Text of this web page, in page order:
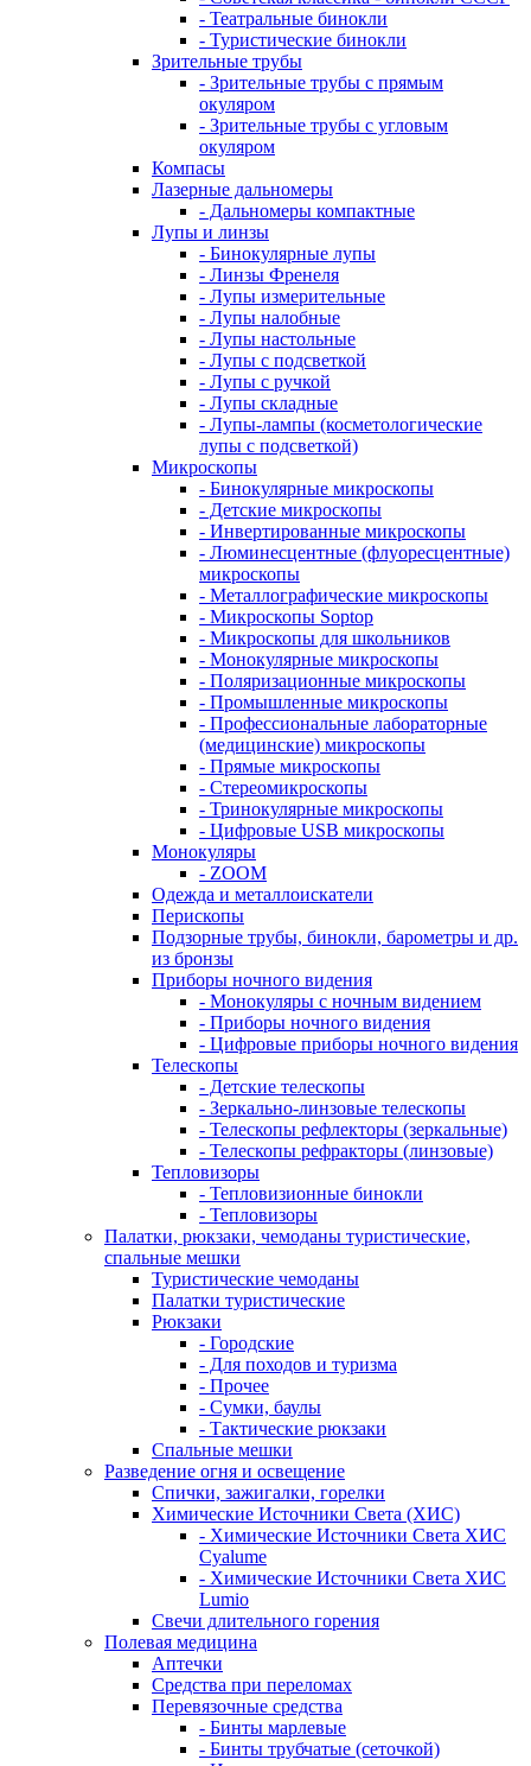
- Театральные бинокли
- Туристические бинокли
Зрительные трубы
- Зрительные трубы с прямым
окуляром
- Зрительные трубы с угловым
окуляром
Компасы
Лазерные дальномеры
- Дальномеры компактные
Лупы и линзы
- Бинокулярные лупы
- Линзы Френеля
- Лупы измерительные
- Лупы налобные
- Лупы настольные
- Лупы с подсветкой
- Лупы с ручкой
- Лупы складные
- Лупы-лампы (косметологические
лупы с подсветкой)
Микроскопы
- Бинокулярные микроскопы
- Детские микроскопы
- Инвертированные микроскопы
- Люминесцентные (флуоресцентные)
микроскопы
- Металлографические микроскопы
- Микроскопы Soptop
- Микроскопы для школьников
- Монокулярные микроскопы
- Поляризационные микроскопы
- Промышленные микроскопы
- Профессиональные лабораторные
(медицинские) микроскопы
- Прямые микроскопы
- Стереомикроскопы
- Тринокулярные микроскопы
- Цифровые USB микроскопы
Монокуляры
- ZOOM
Одежда и металлоискатели
Перископы
Подзорные трубы, бинокли, барометры и др.
из бронзы
Приборы ночного видения
- Монокуляры с ночным видением
- Приборы ночного видения
- Цифровые приборы ночного видения
Телескопы
- Детские телескопы
- Зеркально-линзовые телескопы
- Телескопы рефлекторы (зеркальные)
- Телескопы рефракторы (линзовые)
Тепловизоры
- Тепловизионные бинокли
- Тепловизоры
Палатки, рюкзаки, чемоданы туристические,
спальные мешки
Туристические чемоданы
Палатки туристические
Рюкзаки
- Городские
- Для походов и туризма
- Прочее
- Сумки, баулы
- Тактические рюкзаки
Спальные мешки
Разведение огня и освещение
Спички, зажигалки, горелки
Химические Источники Света (ХИС)
- Химические Источники Света ХИС
Cyalume
- Химические Источники Света ХИС
Lumio
Свечи длительного горения
Полевая медицина
Аптечки
Средства при переломах
Перевязочные средства
- Бинты марлевые
- Бинты трубчатые (сеточкой)